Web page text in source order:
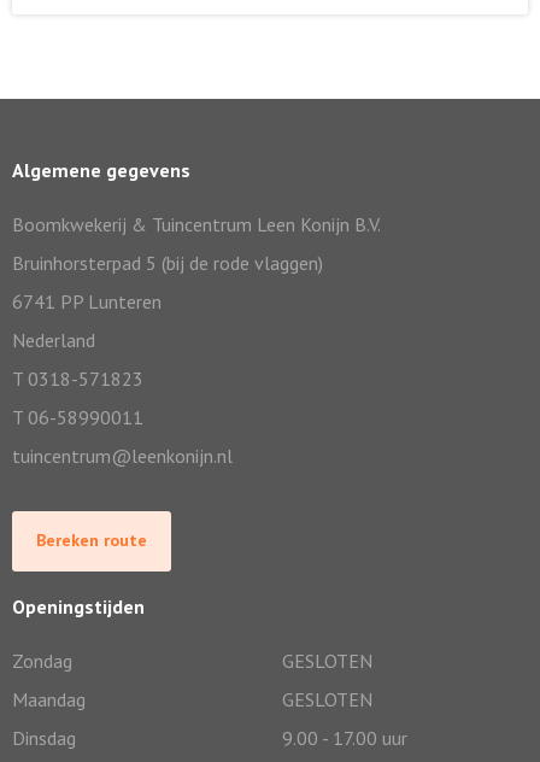
Algemene gegevens
Boomkwekerij & Tuincentrum Leen Konijn B.V.
Bruinhorsterpad 5 (bij de rode vlaggen)
6741 PP Lunteren
Nederland
T 0318-571823
T 06-58990011
tuincentrum@leenkonijn.nl
Bereken route
Openingstijden
Zondag
GESLOTEN
Maandag
GESLOTEN
Dinsdag
9.00 - 17.00 uur